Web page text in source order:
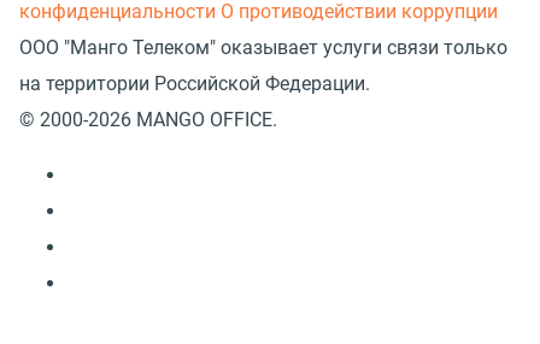
конфиденциальности О противодействии коррупции
ООО "Манго Телеком" оказывает услуги связи только
на территории Российской Федерации.
© 2000-2026 MANGO OFFICE.